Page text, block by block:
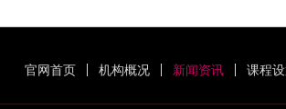
官网首页 机构概况 新闻资讯 课程